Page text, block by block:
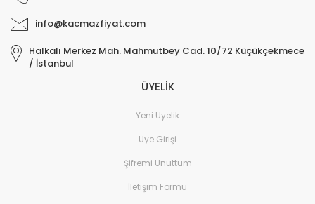
info@kacmazfiyat.com
Halkalı Merkez Mah. Mahmutbey Cad. 10/72 Küçükçekmece
/ İstanbul
ÜYELİK
Yeni Üyelik
Üye Girişi
Şifremi Unuttum
İletişim Formu